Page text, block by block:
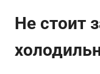
Не стоит